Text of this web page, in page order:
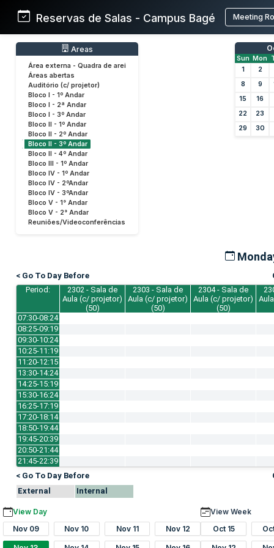
Reservas de Salas - Campus Bagé Meeting
Areas
Área externa - Quadra de arei
Áreas abertas
Auditório (c/ projetor)
Bloco I - 1º Andar
Bloco I - 2ª Andar
Bloco I - 3º Andar
Bloco II - 1º Andar
Bloco II - 2º Andar
Bloco II - 3º Andar
Bloco II - 4º Andar
Bloco III - 1º Andar
Bloco IV - 1º Andar
Bloco IV - 2ºAndar
Bloco IV - 3ºAndar
Bloco V - 1° Andar
Bloco V - 2° Andar
Reuniões/Videoconferências
Sun Mon
1
2
8
9
15
16
22
23
29
30
< Go To Day Before
Period:
2302 - Sala de
Aula (c/ projetor)
(50)
2303 - Sala de
Aula (c/ projetor)
(50)
2304 - Sala de
Aula (c/ projetor)
(50)
07:30-08:24
08:25-09:19
09:30-10:24
10:25-11:19
11:20-12:15
13:30-14:24
14:25-15:19
15:30-16:24
16:25-17:19
17:20-18:14
18:50-19:44
19:45-20:39
20:50-21:44
21:45-22:39
< Go To Day Before
External
Internal
View Day
Nov 09
Nov 10 Nov 11 Nov 12
View Week
Oct 15